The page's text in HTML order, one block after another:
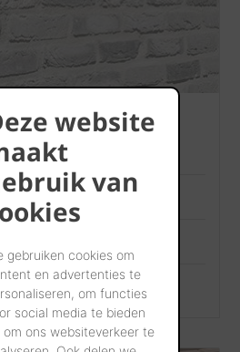
website
van
gebruiken cookies om
en advertenties te
om functies
social media te bieden
om ons websiteverkeer te